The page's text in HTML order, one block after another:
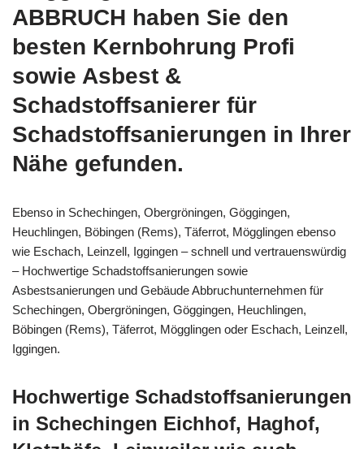
ABBRUCH haben Sie den
besten Kernbohrung Profi
sowie Asbest &
Schadstoffsanierer für
Schadstoffsanierungen in Ihrer
Nähe gefunden.
Ebenso in Schechingen, Obergröningen, Göggingen,
Heuchlingen, Böbingen (Rems), Täferrot, Mögglingen ebenso
wie Eschach, Leinzell, Iggingen – schnell und vertrauenswürdig
– Hochwertige Schadstoffsanierungen sowie
Asbestsanierungen und Gebäude Abbruchunternehmen für
Schechingen, Obergröningen, Göggingen, Heuchlingen,
Böbingen (Rems), Täferrot, Mögglingen oder Eschach, Leinzell,
Iggingen.
Hochwertige Schadstoffsanierungen
in Schechingen Eichhof, Haghof,